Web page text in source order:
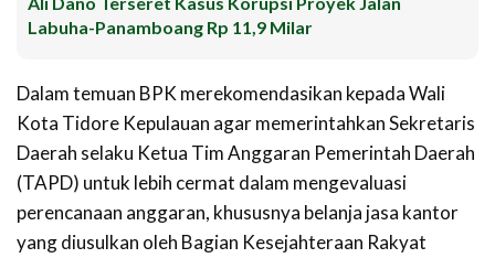
Labuha-Panamboang Rp 11,9 Milar
Dalam temuan BPK merekomendasikan kepada Wali
Kota Tidore Kepulauan agar memerintahkan Sekretaris
Daerah selaku Ketua Tim Anggaran Pemerintah Daerah
(TAPD) untuk lebih cermat dalam mengevaluasi
perencanaan anggaran, khususnya belanja jasa kantor
yang diusulkan oleh Bagian Kesejahteraan Rakyat